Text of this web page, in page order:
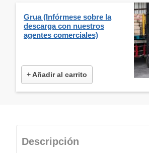
Grua (Infórmese sobre la
descarga con nuestros
agentes comerciales)
+ Añadir al carrito
Descripción